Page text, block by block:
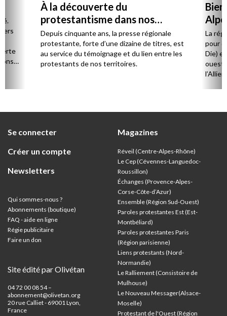
À la découverte du
protestantisme dans nos
régions
Depuis cinquante ans, la presse régionale
protestante, forte d’une dizaine de titres, est
au service du témoignage et du lien entre les
protestants de nos territoires.
La
pour
Die)
ouest,
Se connecter
Créer un compte
Newsletters
Qui sommes-nous ?
Abonnements (boutique)
FAQ - aide en ligne
Régie publicitaire
Faire un don
Site édité par Olivétan
04 72 00 08 54 –
abonnement@olivetan.org
20 rue Calliet - 69001 Lyon,
France
Magazines
Réveil (Centre-Alpes-Rhône)
Le Cep (Cévennes-Languedoc-
Roussillon)
Échanges (Provence-Alpes-
Corse-Côte-d’Azur)
Ensemble (Région Sud-Ouest)
Paroles protestantes Est (Est-
Montbéliard)
Paroles protestantes Paris
(Région parisienne)
Liens protestants (Nord-
Normandie)
Le Ralliement (Consistoire de
Mulhouse)
Le Nouveau Messager(Alsace-
Moselle)
Protestant de l'Ouest (Région